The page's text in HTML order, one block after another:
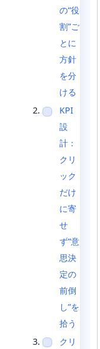
の“役
割”ご
とに
方針
を分
ける
KPI
設
計：
クリ
ック
だけ
に寄
せ
ず“意
思決
定の
前倒
し”を
拾う
クリ